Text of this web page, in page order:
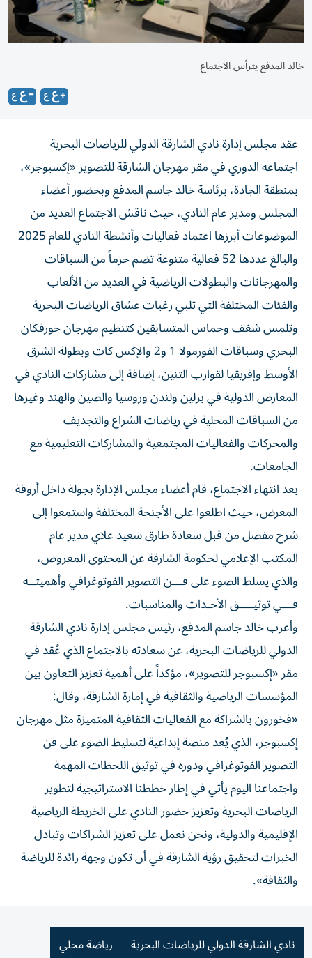
خالد المدفع يترأس الاجتماع
عقد مجلس إدارة نادي الشارقة الدولي للرياضات البحرية
اجتماعه الدوري في مقر مهرجان الشارقة للتصوير «إكسبوجر»،
بمنطقة الجادة، برئاسة خالد جاسم المدفع وبحضور أعضاء
المجلس ومدير عام النادي، حيث ناقش الاجتماع العديد من
الموضوعات أبرزها اعتماد فعاليات وأنشطة النادي للعام 2025
والبالغ عددها 52 فعالية متنوعة تضم حزماً من السباقات
والمهرجانات والبطولات الرياضية في العديد من الألعاب
والفئات المختلفة التي تلبي رغبات عشاق الرياضات البحرية
وتلمس شغف وحماس المتسابقين كتنظيم مهرجان خورفكان
البحري وسباقات الفورمولا 1 و2 والإكس كات وبطولة الشرق
الأوسط وإفريقيا لقوارب التنين، إضافة إلى مشاركات النادي في
المعارض الدولية في برلين ولندن وروسيا والصين والهند وغيرها
من السباقات المحلية في رياضات الشراع والتجديف
والمحركات والفعاليات المجتمعية والمشاركات التعليمية مع
الجامعات.
بعد انتهاء الاجتماع، قام أعضاء مجلس الإدارة بجولة داخل أروقة
المعرض، حيث اطلعوا على الأجنحة المختلفة واستمعوا إلى
شرح مفصل من قبل سعادة طارق سعيد علاي مدير عام
المكتب الإعلامي لحكومة الشارقة عن المحتوى المعروض،
والذي يسلط الضوء على فـــن التصوير الفوتوغرافي وأهميتــه
فـــي توثيــــق الأحـداث والمناسبات.
وأعرب خالد جاسم المدفع، رئيس مجلس إدارة نادي الشارقة
الدولي للرياضات البحرية، عن سعادته بالاجتماع الذي عُقد في
مقر «إكسبوجر للتصوير»، مؤكداً على أهمية تعزيز التعاون بين
المؤسسات الرياضية والثقافية في إمارة الشارقة، وقال:
«فخورون بالشراكة مع الفعاليات الثقافية المتميزة مثل مهرجان
إكسبوجر، الذي يُعد منصة إبداعية لتسليط الضوء على فن
التصوير الفوتوغرافي ودوره في توثيق اللحظات المهمة
واجتماعنا اليوم يأتي في إطار خططنا الاستراتيجية لتطوير
الرياضات البحرية وتعزيز حضور النادي على الخريطة الرياضية
الإقليمية والدولية، ونحن نعمل على تعزيز الشراكات وتبادل
الخبرات لتحقيق رؤية الشارقة في أن تكون وجهة رائدة للرياضة
والثقافة».
نادي الشارقة الدولي للرياضات البحرية رياضة محلي